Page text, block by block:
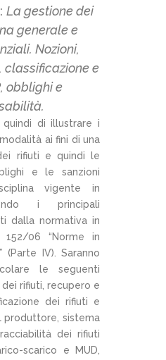
La gestione dei
generale e
Nozioni,
classificazione e
obblighi e
di illustrare i
ai fini di una
rifiuti e quindi le
e le sanzioni
vigente in
i principali
dalla normativa in
06 “Norme in
(Parte IV). Saranno
le seguenti
rifiuti, recupero e
dei rifiuti e
produttore, sistema
dei rifiuti
scarico e MUD,